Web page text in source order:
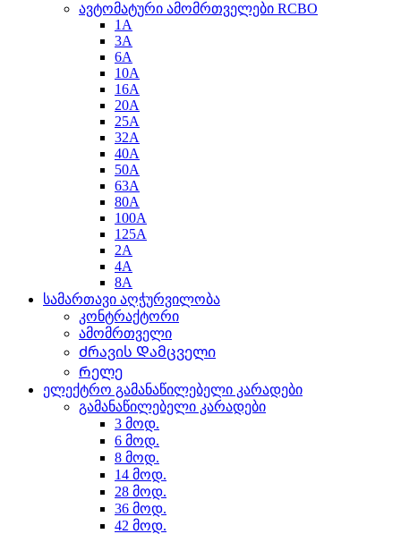
ავტომატური ამომრთველები RCBO
1A
3A
6A
10A
16A
20A
25A
32A
40A
50A
63A
80A
100A
125A
2A
4A
8A
სამართავი აღჭურვილობა
კონტრაქტორი
ამომრთველი
Ძრავის Დამცველი
Რელე
ელექტრო გამანაწილებელი კარადები
გამანაწილებელი კარადები
3 მოდ.
6 მოდ.
8 მოდ.
14 მოდ.
28 მოდ.
36 მოდ.
42 მოდ.